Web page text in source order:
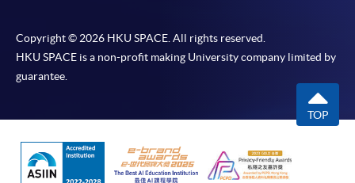
程設有此服務，課程負責人會通知學員有關程序。
網上支付可通過「繳費靈」(PPS) (不適用於手機)、
VISA 或 Mastercard、「微信支付」(Online WeChat
Pay) 、「支付寶」(Online Alipay) 或 「轉數快」(FPS)
繳付學費。
Copyright © 2026 HKU SPACE. All rights reserved.
HKU SPACE is a non-profit making University company limited by
guarantee.
TOP